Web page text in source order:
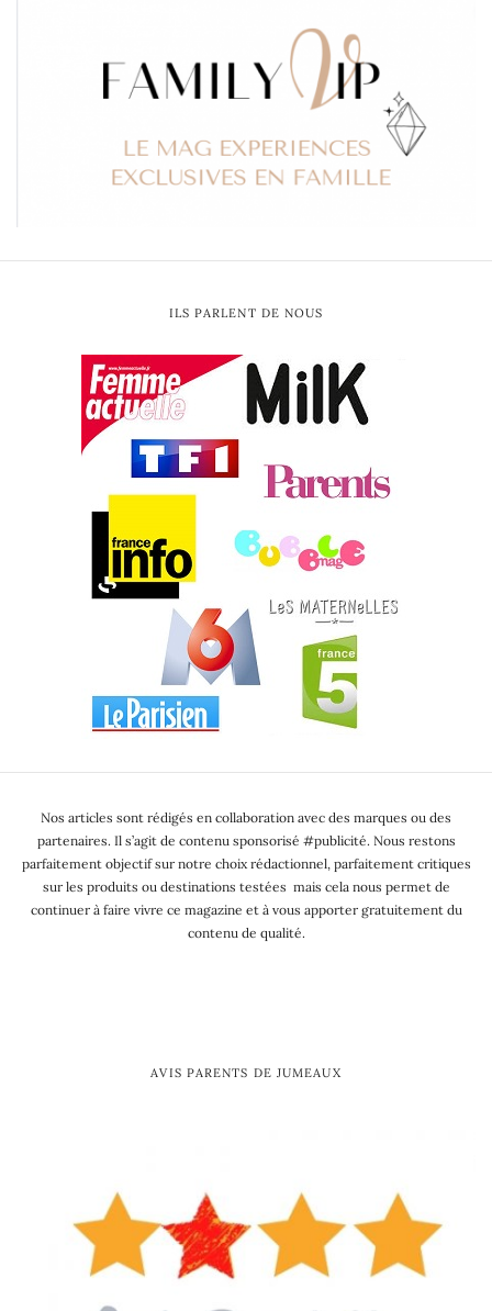
ILS PARLENT DE NOUS
Nos articles sont rédigés en collaboration avec des marques ou des
partenaires. Il s’agit de contenu sponsorisé #publicité. Nous restons
parfaitement objectif sur notre choix rédactionnel, parfaitement critiques
sur les produits ou destinations testées mais cela nous permet de
continuer à faire vivre ce magazine et à vous apporter gratuitement du
contenu de qualité.
AVIS PARENTS DE JUMEAUX